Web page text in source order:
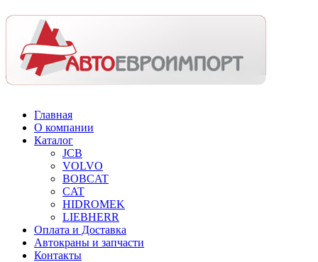
Главная
О компании
Каталог
JCB
VOLVO
BOBCAT
CAT
HIDROMEK
LIEBHERR
Оплата и Доставка
Автокраны и запчасти
Контакты